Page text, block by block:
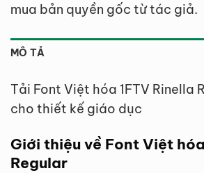
mua bản quyền gốc từ tác giả.
MÔ TẢ
Tải Font Việt hóa 1FTV Rinella
cho thiết kế giáo dục
Giới thiệu về Font Việt
Regular